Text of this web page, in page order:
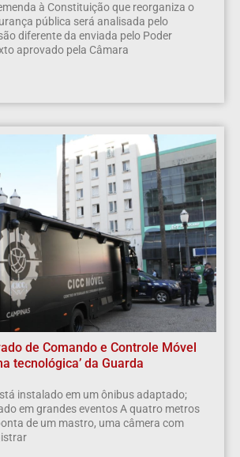
à Constituição que reorganiza o
pública será analisada pelo
diferente da enviada pelo Poder
aprovado pela Câmara
de Comando e Controle Móvel
tecnológica’ da Guarda
instalado em um ônibus adaptado;
em grandes eventos A quatro metros
de um mastro, uma câmera com